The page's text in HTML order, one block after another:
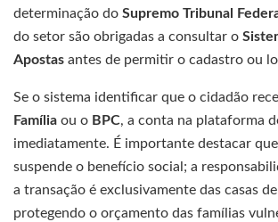
determinação do Supremo Tribunal
do setor são obrigadas a consultar o
Apostas antes de permitir o cadastro ou
Se o sistema identificar que o cidadão
Família ou o BPC, a conta na plataforma
imediatamente. É importante destacar
suspende o benefício social; a
a transação é exclusivamente das casas
protegendo o orçamento das famílias